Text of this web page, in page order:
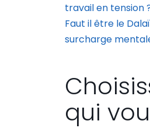
travail en tension
Faut il être le
surcharge
qui